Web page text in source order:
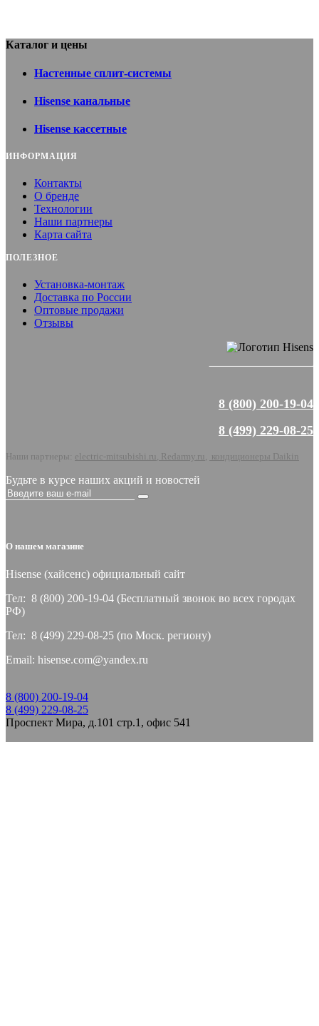
Каталог и цены
Настенные сплит-системы
Hisense канальные
Hisense кассетные
ИНФОРМАЦИЯ
Контакты
О бренде
Технологии
Наши партнеры
Карта сайта
ПОЛЕЗНОЕ
Установка-монтаж
Доставка по России
Оптовые продажи
Отзывы
8 (800) 200-19-04
8 (499) 229-08-25
Наши партнеры: electric-mitsubishi.ru Redarmy.ru кондиционеры Daikin
Будьте в курсе наших акций и новостей
О нашем магазине
Hisense (хайсeнс) официальный сайт
Тел: 8 (800) 200-19-04 (Бесплатный звонок во всех городах
РФ)
Тел: 8 (499) 229-08-25 (по Моск. региону)
Email: hisense.com@yandex.ru
8 (800) 200-19-04
8 (499) 229-08-25
Проспект Мира, д.101 стр.1, офис 541